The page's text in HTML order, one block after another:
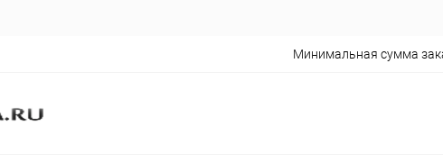
Минимальная сумма